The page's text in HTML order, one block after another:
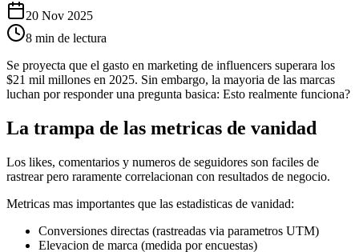
20 Nov 2025
8 min de lectura
Se proyecta que el gasto en marketing de influencers superara los
$21 mil millones en 2025. Sin embargo, la mayoria de las marcas
luchan por responder una pregunta basica: Esto realmente funciona?
La trampa de las metricas de vanidad
Los likes, comentarios y numeros de seguidores son faciles de
rastrear pero raramente correlacionan con resultados de negocio.
Metricas mas importantes que las estadisticas de vanidad:
Conversiones directas (rastreadas via parametros UTM)
Elevacion de marca (medida por encuestas)